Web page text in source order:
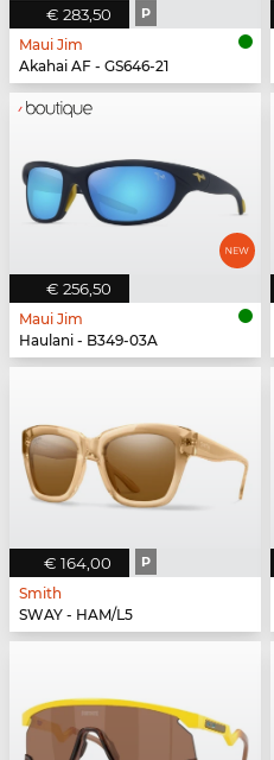
€ 283,50 P
Maui Jim
Akahai AF - GS646-21
€ 256,50
Maui Jim
Haulani - B349-03A
€ 164,00 P
Smith
SWAY - HAM/L5